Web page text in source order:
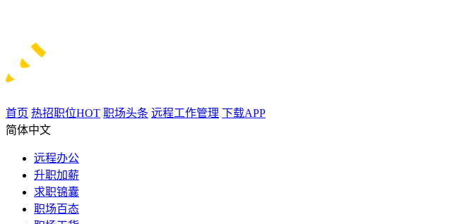
首页 热招职位HOT 职场头条 远程工作管理 下载APP
简体中文
远程办公
升职加薪
求职锦囊
职场百态